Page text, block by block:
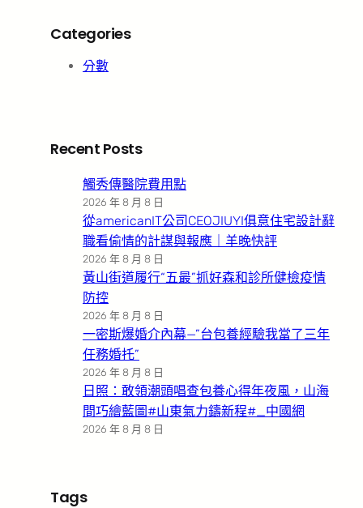
Categories
分數
Recent Posts
觸秀傳醫院費用點
2026 年 8 月 8 日
從americanIT公司CEOJIUYI俱意住宅設計辭
職看偷情的計謀與報應｜羊晚快評
2026 年 8 月 8 日
黃山街道履行“五最”抓好森和診所健檢疫情
防控
2026 年 8 月 8 日
一密斯爆婚介內幕—”台包養經驗我當了三年
任務婚托”
2026 年 8 月 8 日
日照：敢領潮頭唱查包養心得年夜風，山海
間巧繪藍圖#山東氣力鑄新程#_中國網
2026 年 8 月 8 日
Tags